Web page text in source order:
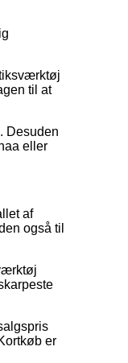
til at
Desuden
eller
af
også til
er